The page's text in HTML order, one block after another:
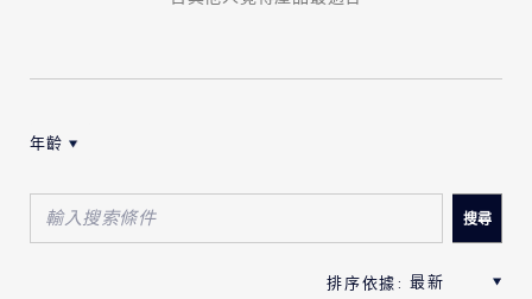
Potassium Sorbate, Dextran, Disodium Edta, Bht,
17200), Titanium Dioxide (Ci 77891)
品成分，了解最新的成分內容。
年齡